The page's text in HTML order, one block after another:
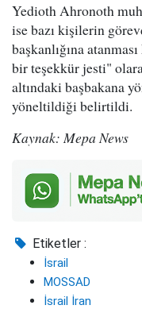
Yedioth Ahronoth
ise bazı kişilerin
başkanlığına
bir teşekkür jesti"
altındaki başbakana
yöneltildiği belirtildi.
Kaynak: Mepa News
Etiketler :
İsrail
MOSSAD
İsrail İran